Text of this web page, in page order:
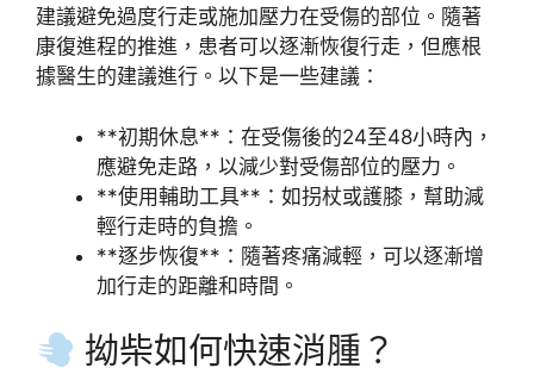
建議避免過度行走或施加壓力在受傷的部位。隨著
康復進程的推進，患者可以逐漸恢復行走，但應根
據醫生的建議進行。以下是一些建議：
**初期休息**：在受傷後的24至48小時內，
應避免走路，以減少對受傷部位的壓力。
**使用輔助工具**：如拐杖或護膝，幫助減
輕行走時的負擔。
**逐步恢復**：隨著疼痛減輕，可以逐漸增
加行走的距離和時間。
拗柴如何快速消腫？